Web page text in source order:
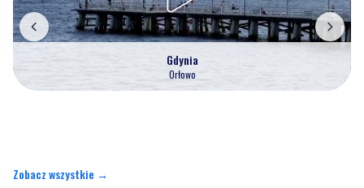
Gdynia
Orłowo
Zobacz wszystkie →